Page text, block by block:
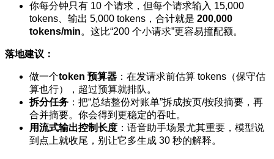
你每分钟只有 10 个请求，但每个请求输入 15,000
tokens、输出 5,000 tokens，合计就是 200,000
tokens/min。这比“200 个小请求”更容易撞配额。
落地建议：
做一个token 预算器 ：在发请求前估算 tokens（保守估
算也行），超过预算就排队。
拆分任务 ：把“总结整份对账单”拆成按页/按段摘要，再
合并摘要。你会得到更稳定的吞吐。
用流式输出控制长度 ：语音助手场景尤其重要，模型说
到点上就收尾，别让它多生成 30 秒的解释。